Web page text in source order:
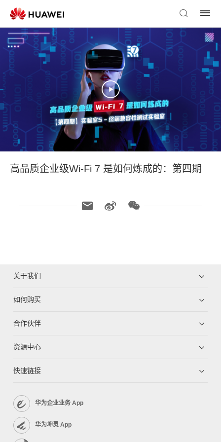
高品质企业级Wi-Fi 7 是如何炼成的：第四期
关于我们
如何购买
合作伙伴
资源中心
快速链接
华为企业业务 App
华为坤灵 App